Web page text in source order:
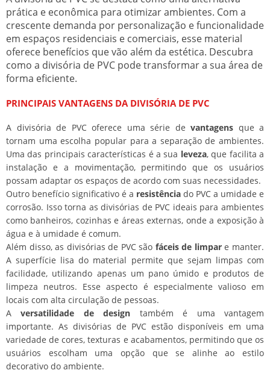
prática e econômica para otimizar ambientes. Com a
crescente demanda por personalização e funcionalidade
em espaços residenciais e comerciais, esse material
oferece benefícios que vão além da estética. Descubra
como a divisória de PVC pode transformar a sua área de
forma eficiente.
PRINCIPAIS VANTAGENS DA DIVISÓRIA DE PVC
A divisória de PVC oferece uma série de vantagens que a
tornam uma escolha popular para a separação de ambientes.
Uma das principais características é a sua leveza, que facilita a
instalação e a movimentação, permitindo que os usuários
possam adaptar os espaços de acordo com suas necessidades.
Outro benefício significativo é a resistência do PVC a umidade e
corrosão. Isso torna as divisórias de PVC ideais para ambientes
como banheiros, cozinhas e áreas externas, onde a exposição à
água e à umidade é comum.
Além disso, as divisórias de PVC são fáceis de limpare manter.
A superfície lisa do material permite que sejam limpas com
facilidade, utilizando apenas um pano úmido e produtos de
limpeza neutros. Esse aspecto é especialmente valioso em
locais com alta circulação de pessoas.
Aversatilidade de design também é uma vantagem
importante. As divisórias de PVC estão disponíveis em uma
variedade de cores, texturas e acabamentos, permitindo que os
usuários escolham uma opção que se alinhe ao estilo
decorativo do ambiente.